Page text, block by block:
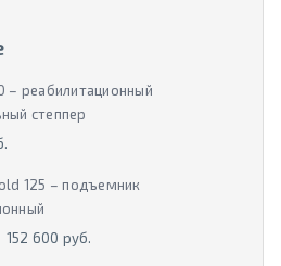
– реабилитационный
степпер
125 – подъемник
152 600 руб.